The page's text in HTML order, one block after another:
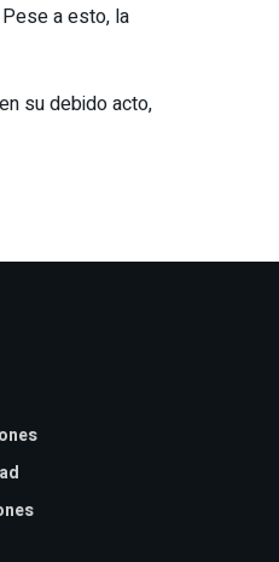
a esto, la
su debido acto,